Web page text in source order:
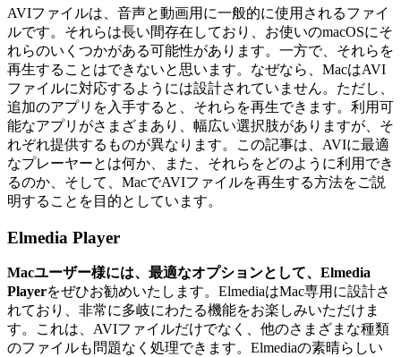
AVIファイルは、音声と動画用に一般的に使用されるファイ
ルです。それらは長い間存在しており、お使いのmacOSにそ
れらのいくつかがある可能性があります。一方で、それらを
再生することはできないと思います。なぜなら、MacはAVI
ファイルに対応するようには設計されていません。ただし、
追加のアプリを入手すると、それらを再生できます。利用可
能なアプリがさまざまあり、幅広い選択肢がありますが、そ
れぞれ提供するものが異なります。この記事は、AVIに最適
なプレーヤーとは何か、また、それらをどのように利用でき
るのか、そして、MacでAVIファイルを再生する方法をご説
明することを目的としています。
Elmedia Player
Macユーザー様には、最適なオプションとして、Elmedia
Playerをぜひお勧めいたします。ElmediaはMac専用に設計さ
れており、非常に多岐にわたる機能をお楽しみいただけま
す。これは、AVIファイルだけでなく、他のさまざまな種類
のファイルも問題なく処理できます。Elmediaの素晴らしい